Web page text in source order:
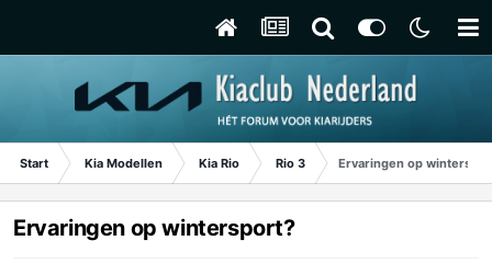
Start Kia Modellen Kia Rio Rio 3 Ervaringen op
Ervaringen op wintersport?